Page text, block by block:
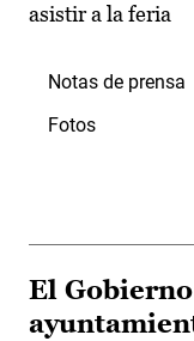
asistir a la feria
Notas de prensa
Fotos
El